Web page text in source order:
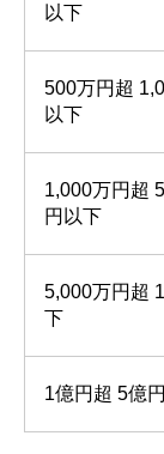
以下
500万円超
以下
1,000万円超
円以下
5,000万円超
下
1億円超 5億